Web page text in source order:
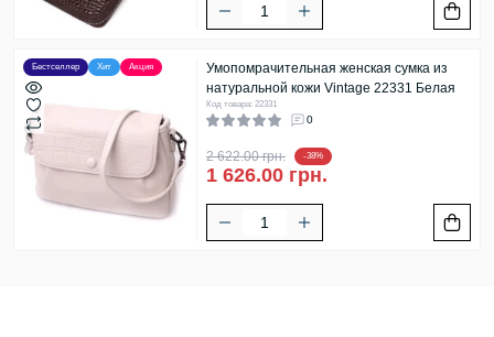
Бестселлер Хит Акция
Умопомрачительная женская сумка из
натуральной кожи Vintage 22331 Белая
Код товара: 22331
0
2 622.00 грн. -38%
1 626.00 грн.